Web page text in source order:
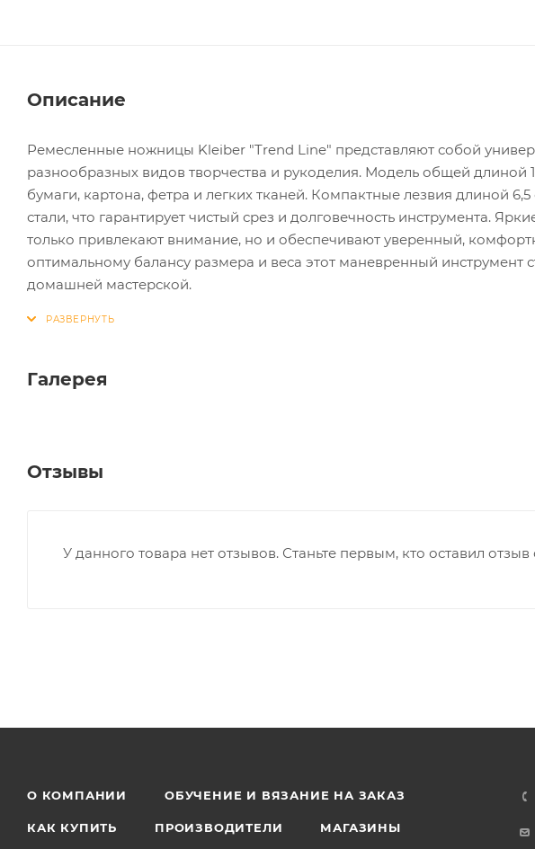
Описание
Ремесленные ножницы Kleiber "Trend Line" представляют собой
разнообразных видов творчества и рукоделия. Модель общей длиной
бумаги, картона, фетра и легких тканей. Компактные лезвия длиной
стали, что гарантирует чистый срез и долговечность инструмента.
только привлекают внимание, но и обеспечивают уверенный,
оптимальному балансу размера и веса этот маневренный
домашней мастерской.
Галерея
Отзывы
У данного товара нет отзывов. Станьте первым, кто оставил
О КОМПАНИИ ОБУЧЕНИЕ И ВЯЗАНИЕ НА ЗАКАЗ
КАК КУПИТЬ ПРОИЗВОДИТЕЛИ МАГАЗИНЫ